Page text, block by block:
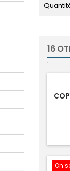
16
On